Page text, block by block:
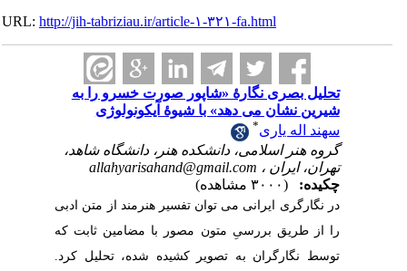
URL:http://jih-tabriziau.ir/article-۱-۳۲۱-fa.html
تحلیل بصری نگارۀ «شاپور صورت خسرو را به
شیرین نشان می دهد» با شیوۀ آیکونولوژی
سهند اله یاری*
گروه هنر اسلامی، دانشکده هنر، دانشگاه شاهد،
تهران، ایران ،allahyarisahand@gmail.com
(۳۰۰۰ مشاهده)
در نگارگری ایرانی می توان تفسیر هنرمند از متن ادبی
را از طریق بررسیِ متون مصور با مضامین ثابت که
توسط نگارگران به تصویر کشیده شده، تحلیل کرد.